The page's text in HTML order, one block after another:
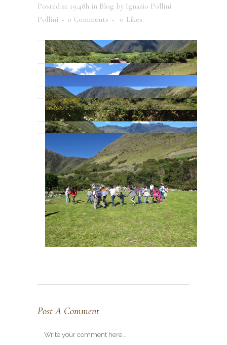
Posted at 19:48h in Blog by Ignazio Pollini
Pollini
0 Comments 0 Likes
Post A Comment